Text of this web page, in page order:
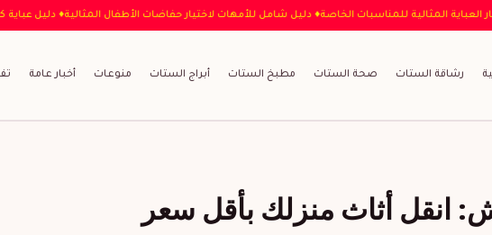
♦ كيفية اختيار العباية المثالية للمناسبات الخاصة ♦ دليل شامل للأمهات لاختيار حفاضات الأطفال المثالية
رشاقة الستات صحة الستات مطبخ الستات أبراج الستات منوعات أخبار عامة
أثاث منزلك بأقل سعر